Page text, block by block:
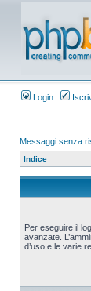
Login
Messaggi senza
Indice
Per eseguire il
avanzate.
d’uso e le varie